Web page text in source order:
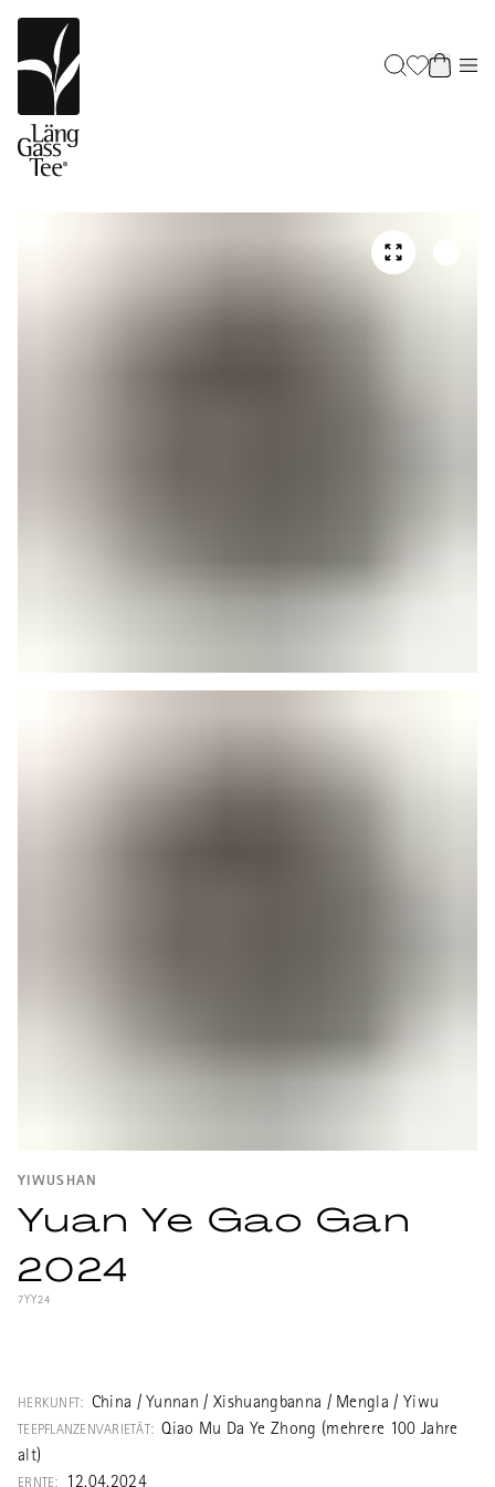
YIWUSHAN
Yuan Ye Gao Gan
2024
7YY24
Meter hohen, alten Teebäumen in der
Region Yiwu. Der genaue Standort wird
geheim gehalten. Eine sehr seltene Rarität!
HERKUNFT: China / Yunnan / Xishuangbanna / Mengla / Yiwu
TEEPFLANZENVARIETÄT: Qiao Mu Da Ye Zhong (mehrere 100 Jahre
alt)